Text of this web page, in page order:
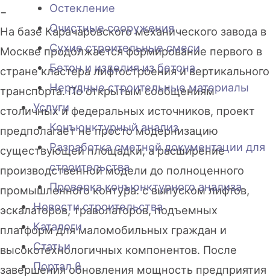
Остекление
Очистные сооружения
Сухие строительные смеси
Бетон и изделия из бетона
Нерудные строительные материалы
Услуги
Конъюнктурный анализ
Разработка сметной документации для
строительства
Проверка конъюнктурного анализа
Новости строительства
Каталоги
Статьи
Портал β
-
На базе Карачаровского механического завода в
Москве продолжается формирование первого в
стране кластера лифтостроения и вертикального
транспорта. По открытым сообщениям
столичных и федеральных источников, проект
предполагает не просто модернизацию
существующей площадки, а расширение
производственной модели до полноценного
промышленного контура: с выпуском лифтов,
эскалаторов, траволаторов, подъемных
платформ для маломобильных граждан и
высокотехнологичных компонентов. После
завершения обновления мощность предприятия